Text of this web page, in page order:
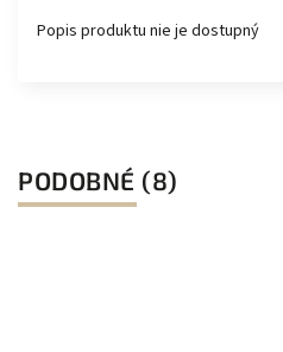
Popis produktu nie je dostupný
PODOBNÉ (8)